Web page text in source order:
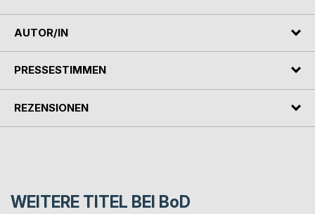
AUTOR/IN
PRESSESTIMMEN
REZENSIONEN
WEITERE TITEL BEI BoD